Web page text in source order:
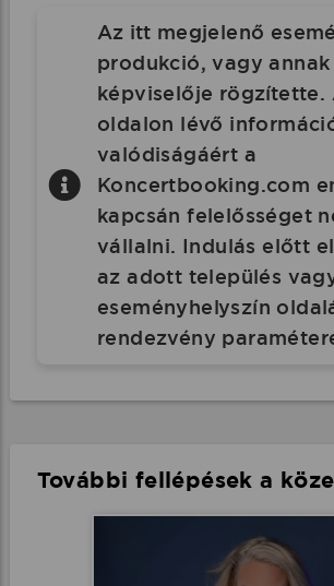
Az itt megjelenő
produkció, vagy annak
képviselője rögzítette.
oldalon lévő
valódiságáért a
Koncertbooking.com
kapcsán felelősséget
vállalni. Indulás előtt
az adott település
eseményhelyszín
rendezvény
További fellépések a